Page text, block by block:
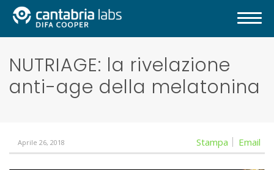
NUTRIAGE: la rivelazione
anti-age della melatonina
Stampa Email
Aprile 26, 2018